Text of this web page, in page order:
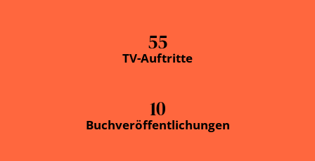
55
TV-Auftritte
10
Buchveröffentlichungen